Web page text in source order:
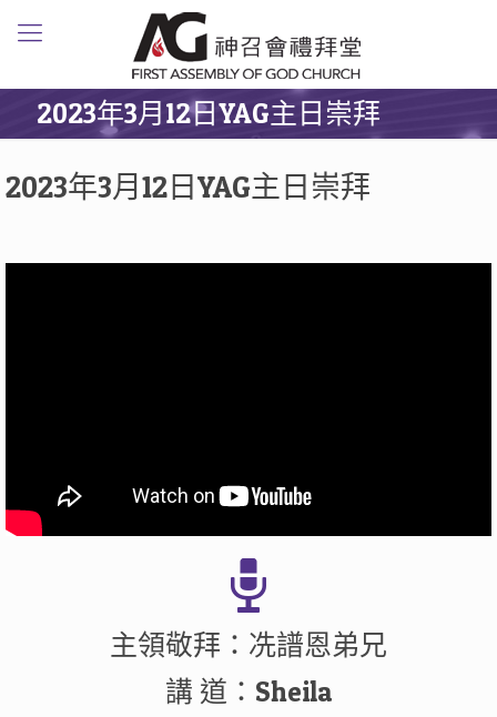
2023年3月12日YAG主日崇拜
2023年3月12日YAG主日崇拜
主領敬拜：冼譜恩弟兄
講 道：Sheila